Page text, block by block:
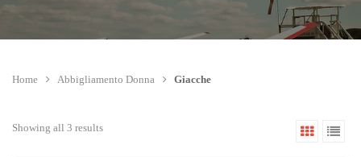
Home Abbigliamento Donna Giacche
Showing all 3 results